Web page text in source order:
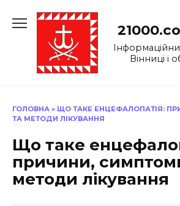
до
Вінниці і
ГОЛОВНА » ЩО ТАКЕ ЕНЦЕФАЛОПАТІЯ:
ТА МЕТОДИ ЛІКУВАННЯ
Що таке
причини,
методи лікування